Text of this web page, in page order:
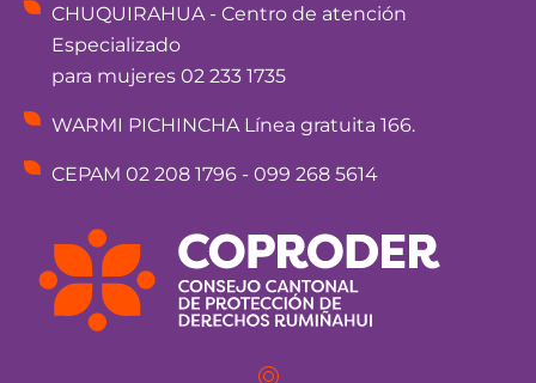
CHUQUIRAHUA - Centro de atención
Especializado
para mujeres 02 233 1735
WARMI PICHINCHA Línea gratuita 166.
CEPAM 02 208 1796 - 099 268 5614